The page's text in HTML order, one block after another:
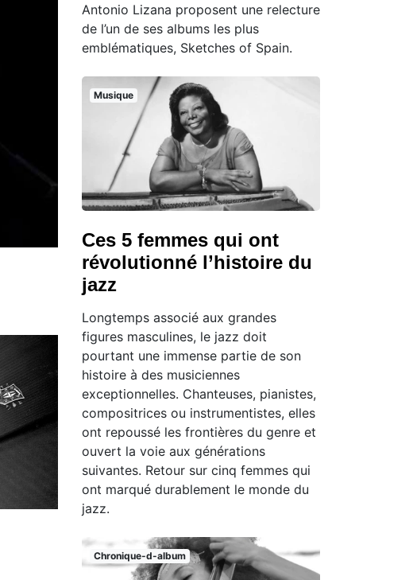
Antonio Lizana proposent une relecture
de l’un de ses albums les plus
emblématiques, Sketches of Spain.
Musique
Ces 5 femmes qui ont
révolutionné l’histoire du
jazz
Longtemps associé aux grandes
figures masculines, le jazz doit
pourtant une immense partie de son
histoire à des musiciennes
exceptionnelles. Chanteuses, pianistes,
compositrices ou instrumentistes, elles
ont repoussé les frontières du genre et
ouvert la voie aux générations
suivantes. Retour sur cinq femmes qui
ont marqué durablement le monde du
jazz.
Chronique-d-album